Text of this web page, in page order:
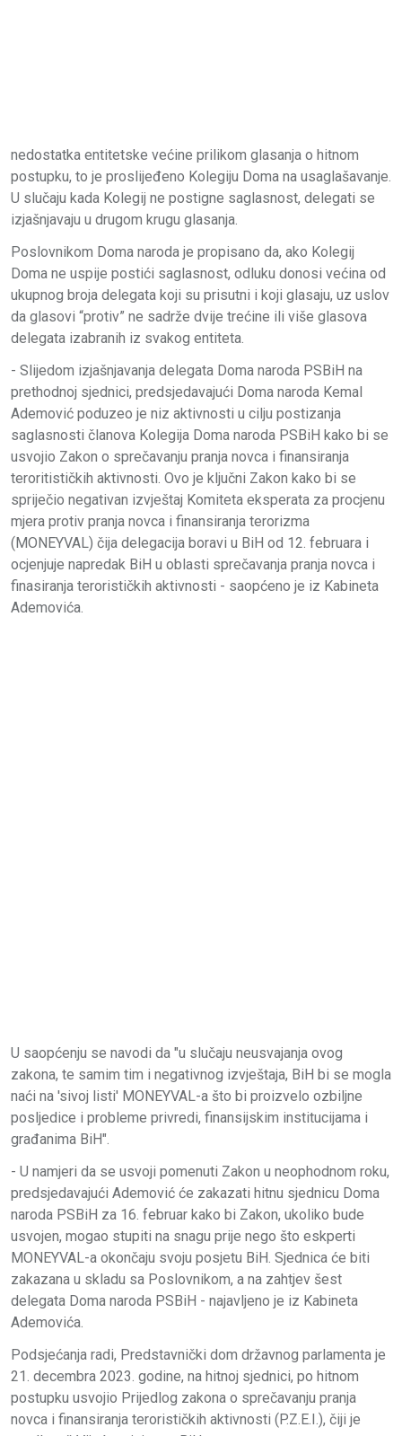
nedostatka entitetske većine prilikom glasanja o hitnom
postupku, to je proslijeđeno Kolegiju Doma na usaglašavanje.
U slučaju kada Kolegij ne postigne saglasnost, delegati se
izjašnjavaju u drugom krugu glasanja.
Poslovnikom Doma naroda je propisano da, ako Kolegij
Doma ne uspije postići saglasnost, odluku donosi većina od
ukupnog broja delegata koji su prisutni i koji glasaju, uz uslov
da glasovi “protiv” ne sadrže dvije trećine ili više glasova
delegata izabranih iz svakog entiteta.
- Slijedom izjašnjavanja delegata Doma naroda PSBiH na
prethodnoj sjednici, predsjedavajući Doma naroda Kemal
Ademović poduzeo je niz aktivnosti u cilju postizanja
saglasnosti članova Kolegija Doma naroda PSBiH kako bi se
usvojio Zakon o sprečavanju pranja novca i finansiranja
teroritističkih aktivnosti. Ovo je ključni Zakon kako bi se
spriječio negativan izvještaj Komiteta eksperata za procjenu
mjera protiv pranja novca i finansiranja terorizma
(MONEYVAL) čija delegacija boravi u BiH od 12. februara i
ocjenjuje napredak BiH u oblasti sprečavanja pranja novca i
finasiranja terorističkih aktivnosti - saopćeno je iz Kabineta
Ademovića.
U saopćenju se navodi da "u slučaju neusvajanja ovog
zakona, te samim tim i negativnog izvještaja, BiH bi se mogla
naći na 'sivoj listi' MONEYVAL-a što bi proizvelo ozbiljne
posljedice i probleme privredi, finansijskim institucijama i
građanima BiH".
- U namjeri da se usvoji pomenuti Zakon u neophodnom roku,
predsjedavajući Ademović će zakazati hitnu sjednicu Doma
naroda PSBiH za 16. februar kako bi Zakon, ukoliko bude
usvojen, mogao stupiti na snagu prije nego što eskperti
MONEYVAL-a okončaju svoju posjetu BiH. Sjednica će biti
zakazana u skladu sa Poslovnikom, a na zahtjev šest
delegata Doma naroda PSBiH - najavljeno je iz Kabineta
Ademovića.
Podsjećanja radi, Predstavnički dom državnog parlamenta je
21. decembra 2023. godine, na hitnoj sjednici, po hitnom
postupku usvojio Prijedlog zakona o sprečavanju pranja
novca i finansiranja terorističkih aktivnosti (P.Z.E.I.), čiji je